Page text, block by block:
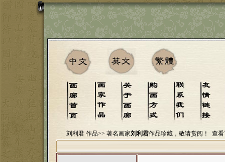
刘利君 作品>> 著名画家刘利君作品珍藏，敬请赏阅！ 查